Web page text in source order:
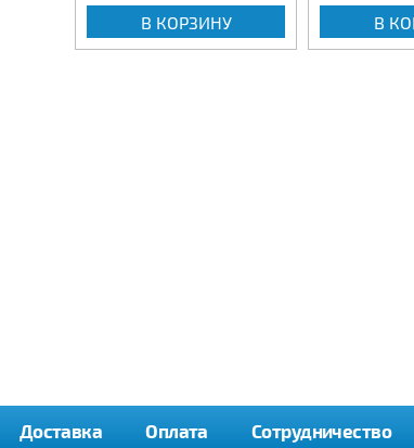
В КОРЗИНУ В
Доставка Оплата Сотрудничество